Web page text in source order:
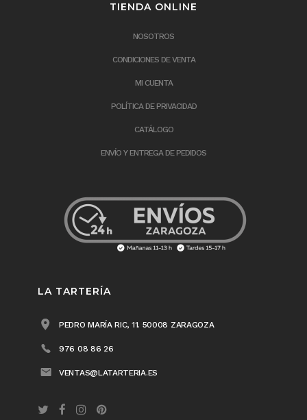
TIENDA ONLINE
NOSOTROS
CONDICIONES DE VENTA
MI CUENTA
POLÍTICA DE PRIVACIDAD
CATÁLOGO
ENVÍO Y ENTREGA DE PEDIDOS
LA TARTERÍA
PEDRO MARÍA RIC, 11. 50008 ZARAGOZA
976 08 86 26
VENTAS@LATARTERIA.ES